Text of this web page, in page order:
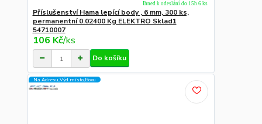
Příslušenství Hama lepící body , 6 mm, 300 ks,
permanentní 0.02400 Kg ELEKTRO Sklad1
54710007
106 Kč/ks
Ihned k odeslání do 15h 6 ks
Do košíku
Na Adresu,Výd.místo,Boxu